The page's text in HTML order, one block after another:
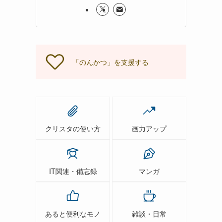
「のんかつ」を支援する
クリスタの使い方 画力アップ
IT関連・備忘録 マンガ
あると便利なモノ 雑談・日常